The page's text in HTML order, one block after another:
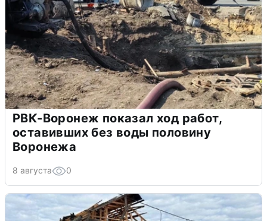
РВК-Воронеж показал ход работ,
оставивших без воды половину
Воронежа
8 августа 0